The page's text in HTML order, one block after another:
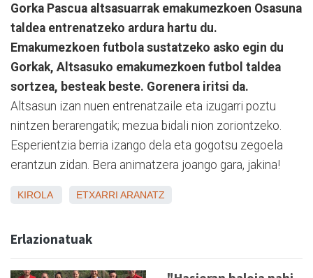
Gorka Pascua altsasuarrak emakumezkoen Osasuna
taldea entrenatzeko ardura hartu du.
Emakumezkoen futbola sustatzeko asko egin du
Gorkak, Altsasuko emakumezkoen futbol taldea
sortzea, besteak beste. Gorenera iritsi da.
Altsasun izan nuen entrenatzaile eta izugarri poztu
nintzen berarengatik; mezua bidali nion zoriontzeko.
Esperientzia berria izango dela eta gogotsu zegoela
erantzun zidan. Bera animatzera joango gara, jakina!
KIROLA ETXARRI ARANATZ
Erlazionatuak